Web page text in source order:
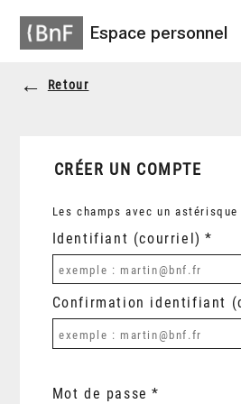
Espace personnel
Retour
CRÉER UN COMPTE
Les champs avec un
Identifiant (courriel)
Confirmation identifiant
Mot de passe